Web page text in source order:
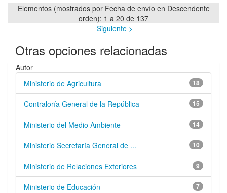
Elementos (mostrados por Fecha de envío en Descendente
orden): 1 a 20 de 137
Siguiente >
Otras opciones relacionadas
Autor
18
Ministerio de Agricultura
15
Contraloría General de la República
14
Ministerio del Medio Ambiente
10
Ministerio Secretaría General de ...
9
Ministerio de Relaciones Exteriores
7
Ministerio de Educación